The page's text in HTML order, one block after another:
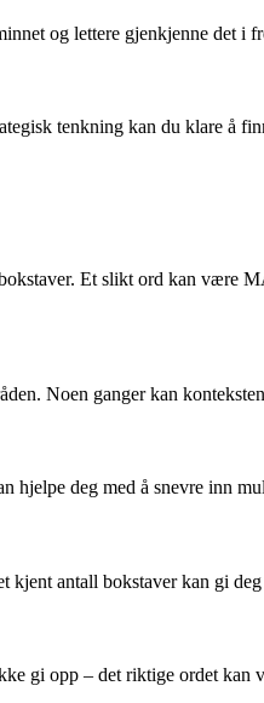
og lettere gjenkjenne det i
tenkning kan du klare å
Et slikt ord kan være
Noen ganger kan
hjelpe deg med å snevre inn
antall bokstaver kan gi
gi opp – det riktige ordet